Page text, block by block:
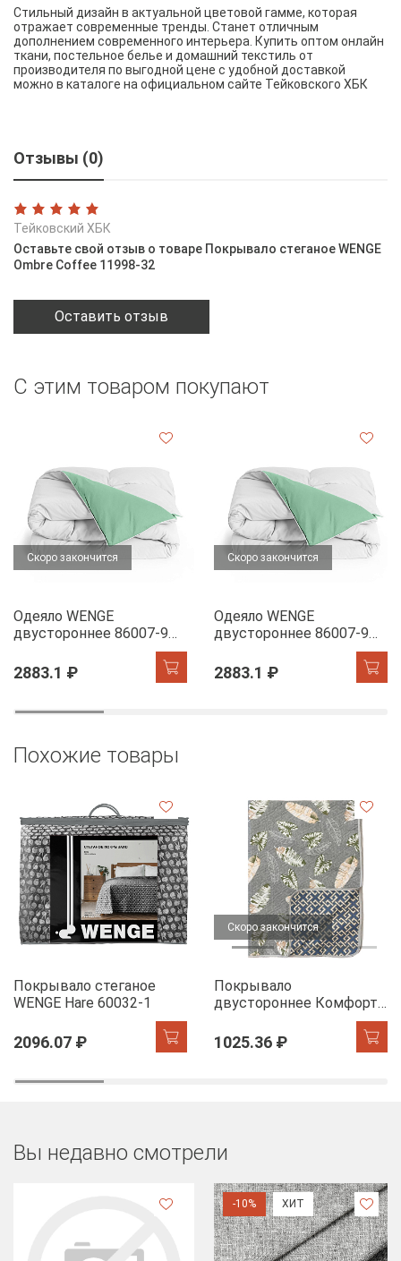
Стильный дизайн в актуальной цветовой гамме, которая
отражает современные тренды. Станет отличным
дополнением современного интерьера. Купить оптом онлайн
ткани, постельное белье и домашний текстиль от
производителя по выгодной цене с удобной доставкой
можно в каталоге на официальном сайте Тейковского ХБК
Отзывы (0)
Тейковский ХБК
Оставьте свой отзыв о товаре Покрывало стеганое WENGE
Ombre Coffee 11998-32
Оставить отзыв
С этим товаром покупают
Скоро закончится
Одеяло WENGE
двустороннее 86007-9
2883.1 ₽
Скоро закончится
Одеяло WENGE
двустороннее 86007-9
2883.1 ₽
Похожие товары
Покрывало стеганое
WENGE Hare 60032-1
2096.07 ₽
Скоро закончится
Покрывало
двустороннее Комфорт
1025.36 ₽
Вы недавно смотрели
-10% ХИТ